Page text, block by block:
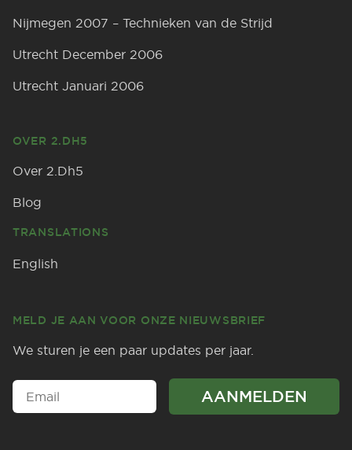
Nijmegen 2007 – Technieken van de Strijd
Utrecht December 2006
Utrecht Januari 2006
OVER 2.DH5
Over 2.Dh5
Blog
TRANSLATIONS
English
MELD JE AAN VOOR ONZE NIEUWSBRIEF
We sturen je een paar updates per jaar.